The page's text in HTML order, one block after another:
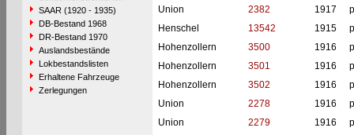
SAAR (1920 - 1935)
DB-Bestand 1968
DR-Bestand 1970
Auslandsbestände
Lokbestandslisten
Erhaltene Fahrzeuge
Zerlegungen
Union
2382 1917
Henschel
13542 1915
Hohenzollern
3500 1916
Hohenzollern
3501 1916
Hohenzollern
3502 1916
Union
2278 1916
Union
2279 1916